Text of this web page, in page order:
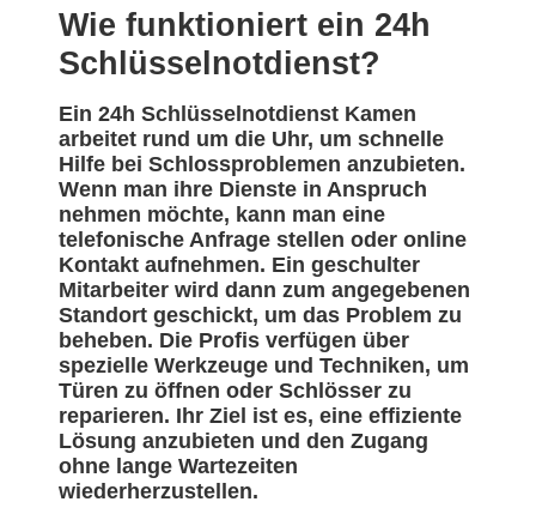
Wie funktioniert ein 24h
Schlüsselnotdienst?
Ein 24h Schlüsselnotdienst Kamen
arbeitet rund um die Uhr, um schnelle
Hilfe bei Schlossproblemen anzubieten.
Wenn man ihre Dienste in Anspruch
nehmen möchte, kann man eine
telefonische Anfrage stellen oder online
Kontakt aufnehmen. Ein geschulter
Mitarbeiter wird dann zum angegebenen
Standort geschickt, um das Problem zu
beheben. Die Profis verfügen über
spezielle Werkzeuge und Techniken, um
Türen zu öffnen oder Schlösser zu
reparieren. Ihr Ziel ist es, eine effiziente
Lösung anzubieten und den Zugang
ohne lange Wartezeiten
wiederherzustellen.